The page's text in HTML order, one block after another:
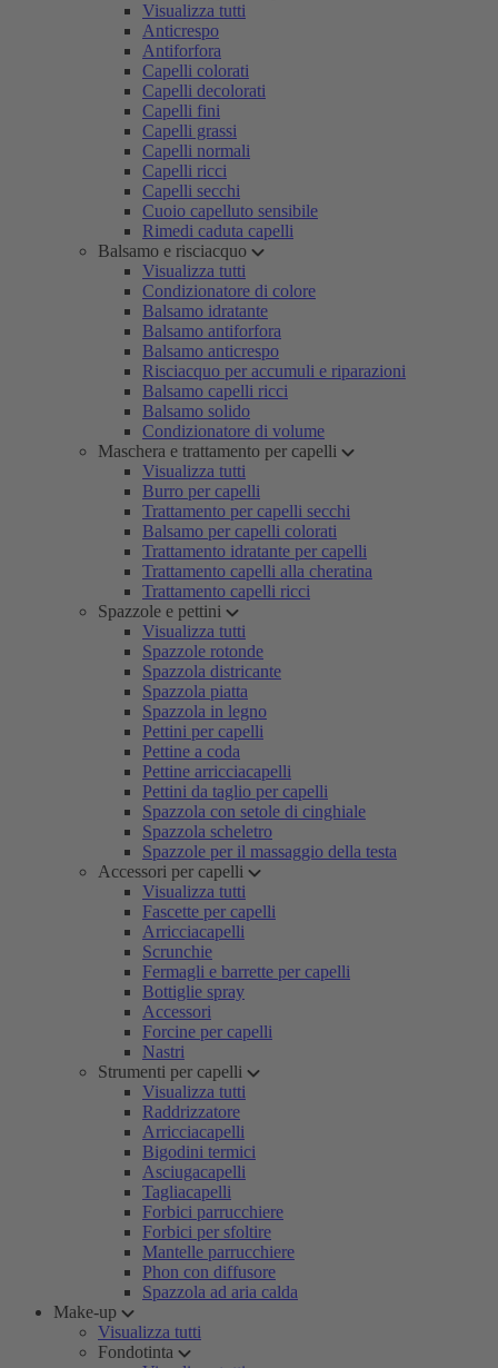
Visualizza tutti
Anticrespo
Antiforfora
Capelli colorati
Capelli decolorati
Capelli fini
Capelli grassi
Capelli normali
Capelli ricci
Capelli secchi
Cuoio capelluto sensibile
Rimedi caduta capelli
Balsamo e risciacquo
Visualizza tutti
Condizionatore di colore
Balsamo idratante
Balsamo antiforfora
Balsamo anticrespo
Risciacquo per accumuli e riparazioni
Balsamo capelli ricci
Balsamo solido
Condizionatore di volume
Maschera e trattamento per capelli
Visualizza tutti
Burro per capelli
Trattamento per capelli secchi
Balsamo per capelli colorati
Trattamento idratante per capelli
Trattamento capelli alla cheratina
Trattamento capelli ricci
Spazzole e pettini
Visualizza tutti
Spazzole rotonde
Spazzola districante
Spazzola piatta
Spazzola in legno
Pettini per capelli
Pettine a coda
Pettine arricciacapelli
Pettini da taglio per capelli
Spazzola con setole di cinghiale
Spazzola scheletro
Spazzole per il massaggio della testa
Accessori per capelli
Visualizza tutti
Fascette per capelli
Arricciacapelli
Scrunchie
Fermagli e barrette per capelli
Bottiglie spray
Accessori
Forcine per capelli
Nastri
Strumenti per capelli
Visualizza tutti
Raddrizzatore
Arricciacapelli
Bigodini termici
Asciugacapelli
Tagliacapelli
Forbici parrucchiere
Forbici per sfoltire
Mantelle parrucchiere
Phon con diffusore
Spazzola ad aria calda
Make-up
Visualizza tutti
Fondotinta